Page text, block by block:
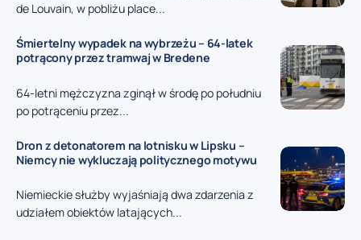
de Louvain, w pobliżu place...
Śmiertelny wypadek na wybrzeżu – 64-latek
potrącony przez tramwaj w Bredene
64-letni mężczyzna zginął w środę po południu
po potrąceniu przez...
Dron z detonatorem na lotnisku w Lipsku –
Niemcy nie wykluczają politycznego motywu
Niemieckie służby wyjaśniają dwa zdarzenia z
udziałem obiektów latających...